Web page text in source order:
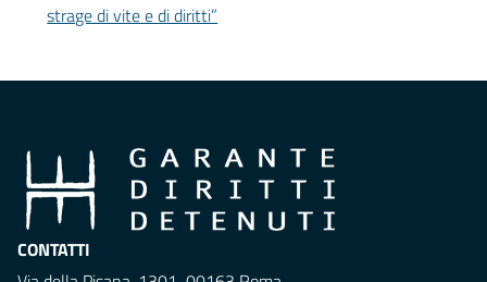
strage di vite e di diritti”
CONTATTI